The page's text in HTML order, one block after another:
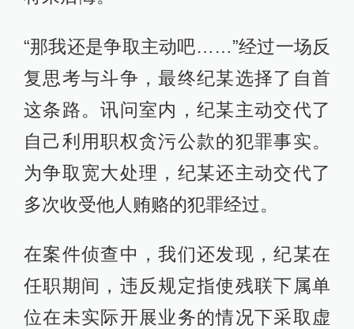
“那我还是争取主动吧……”经过一场反
复思考与斗争，最终纪某选择了自首
这条路。讯问室内，纪某主动交代了
自己利用职权贪污公款的犯罪事实。
为争取宽大处理，纪某还主动交代了
多次收受他人贿赂的犯罪经过。
在案件侦查中，我们还发现，纪某在
任职期间，违反规定指使残联下属单
位在未实际开展业务的情况下采取虚